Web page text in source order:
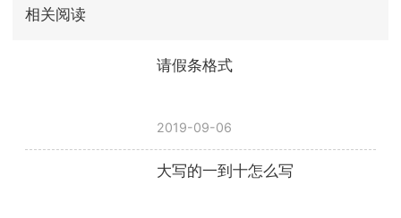
相关阅读
请假条格式
2019-09-06
大写的一到十怎么写